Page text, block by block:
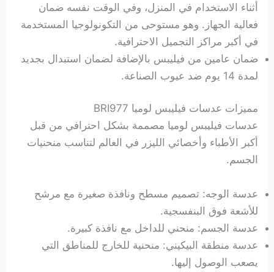
أثناء الاستخدام في المنزل، وفي الوقت نفسه ضمان
فعالية الجهاز. وهو مستوحى من التكونولوجيا المستخدمة
في أكبر مراكز التجميل الاحترافية.
ضمان عامين من فيليبس بالإضافة لضمان استبدال بجديد
لمدة 14 يوم ضد عيوب الصناعة.
مميزات عدسات فيليبس لوميا BRI977
عدسات فيليبس لوميا مصممة بشكل احترافي من قبل
أكبر الأطباء وأخصائي الليزر في العالم لتناسب منحنيات
الجسم.
عدسة الوجه: تصميم مسطح ونافذة صغيرة مع مرشح
للأشعة فوق البنفسجية.
عدسة الجسم: منحني للداخل مع نافذة كبيرة.
عدسة منطقة البيكيني: منحنية للخارج للمناطق التي
يصعب الوصول إليها.